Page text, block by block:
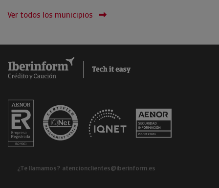
Ver todos los municipios
¿Te llamamos? atencionclientes@iberinform.es